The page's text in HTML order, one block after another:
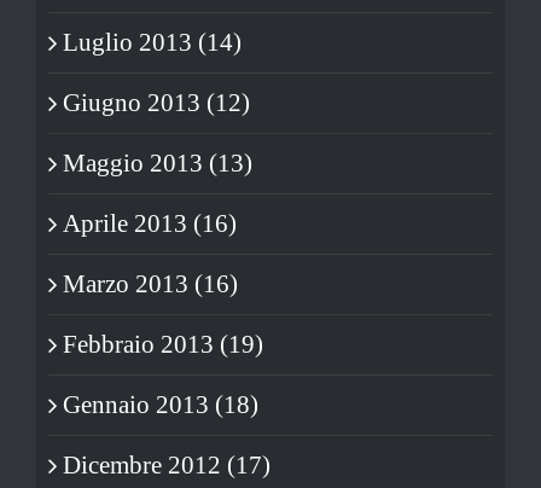
Luglio 2013 (14)
Giugno 2013 (12)
Maggio 2013 (13)
Aprile 2013 (16)
Marzo 2013 (16)
Febbraio 2013 (19)
Gennaio 2013 (18)
Dicembre 2012 (17)